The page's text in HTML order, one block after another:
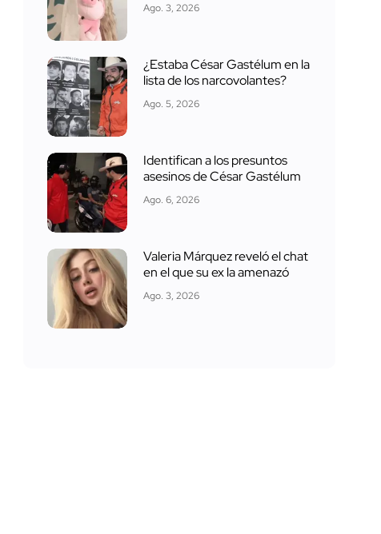
Ago. 3, 2026
¿Estaba César Gastélum en la
lista de los narcovolantes?
Ago. 5, 2026
Identifican a los presuntos
asesinos de César Gastélum
Ago. 6, 2026
Valeria Márquez reveló el chat
en el que su ex la amenazó
Ago. 3, 2026